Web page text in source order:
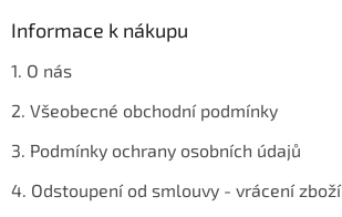
Informace k nákupu
1. O nás
2. Všeobecné obchodní podmínky
3. Podmínky ochrany osobních údajů
4. Odstoupení od smlouvy - vrácení zboží